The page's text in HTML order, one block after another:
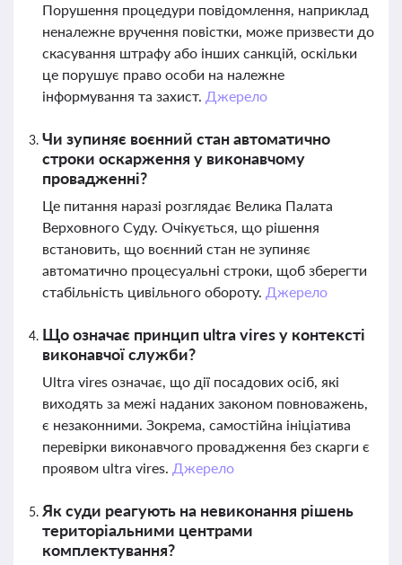
Порушення процедури повідомлення, наприклад
неналежне вручення повістки, може призвести до
скасування штрафу або інших санкцій, оскільки
це порушує право особи на належне
інформування та захист. Джерело
Чи зупиняє воєнний стан автоматично
строки оскарження у виконавчому
провадженні?
Це питання наразі розглядає Велика Палата
Верховного Суду. Очікується, що рішення
встановить, що воєнний стан не зупиняє
автоматично процесуальні строки, щоб зберегти
стабільність цивільного обороту. Джерело
Що означає принцип ultra vires у контексті
виконавчої служби?
Ultra vires означає, що дії посадових осіб, які
виходять за межі наданих законом повноважень,
є незаконними. Зокрема, самостійна ініціатива
перевірки виконавчого провадження без скарги є
проявом ultra vires. Джерело
Як суди реагують на невиконання рішень
територіальними центрами
комплектування?